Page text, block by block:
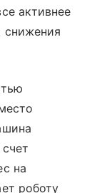
активнее
снижения
на
роботу